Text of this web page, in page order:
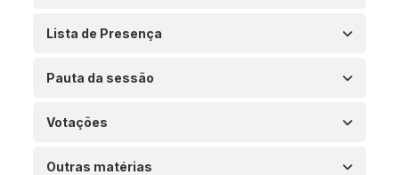
Lista de Presença
Pauta da sessão
Votações
Outras matérias